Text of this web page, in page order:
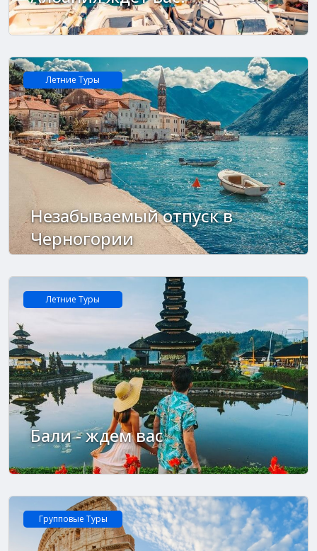
Летние Tуры
Незабываемый отпуск в
Черногории
Летние Tуры
Бали - ждем вас
Групповые Туры